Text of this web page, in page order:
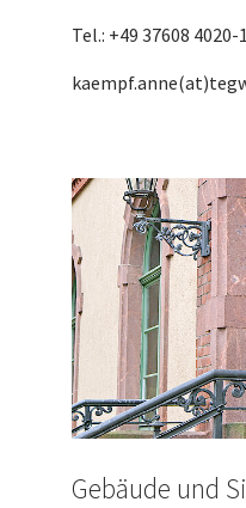
Tel.: +49 37608 4020-
Gebäude und